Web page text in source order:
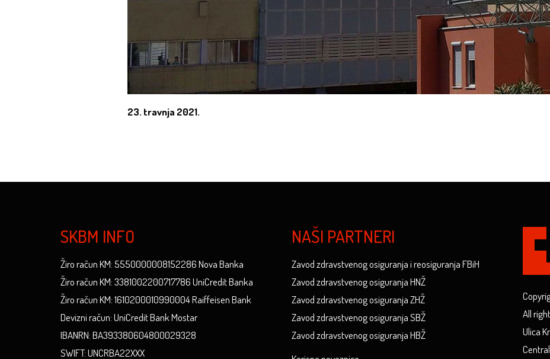
23. travnja 2021.
SKBM INFO
Žiro račun KM: 5550000008152286 Nova Banka
Žiro račun KM: 3381002200717786 UniCredit Banka
Žiro račun KM: 1610200010990004 Raiffeisen Bank
Devizni račun: UniCredit Bank Mostar
IBANRN: BA393380604800029328
SWIFT: UNCRBA22XXX
NAŠI PARTNERI
Zavod zdravstvenog osiguranja i reosiguranja FBiH
Zavod zdravstvenog osiguranja HNŽ
Zavod zdravstvenog osiguranja ZHŽ
Zavod zdravstvenog osiguranja SBŽ
Zavod zdravstvenog osiguranja HBŽ
All
Ulica